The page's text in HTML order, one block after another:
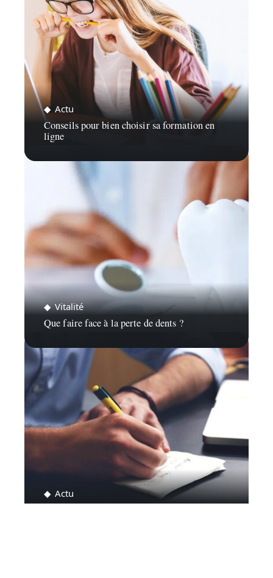
Actu
Conseils pour bien choisir sa formation en
ligne
Vitalité
Que faire face à la perte de dents ?
Actu